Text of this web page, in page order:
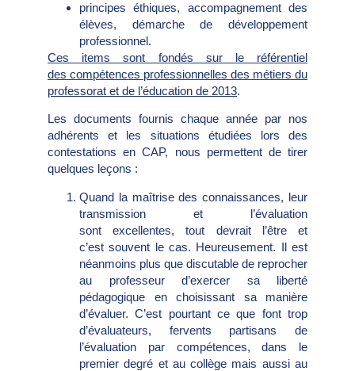
principes éthiques, accompagnement des
élèves, démarche de développement
professionnel.
Ces items sont fondés sur le référentiel
des compétences professionnelles des métiers du
professorat et de l’éducation de 2013.
Les documents fournis chaque année par nos
adhérents et les situations étudiées lors des
contestations en CAP, nous permettent de tirer
quelques leçons :
Quand la maîtrise des connaissances, leur
transmission et l’évaluation
sont excellentes, tout devrait l’être et
c’est souvent le cas. Heureusement. Il est
néanmoins plus que discutable de reprocher
au professeur d’exercer sa liberté
pédagogique en choisissant sa manière
d’évaluer. C’est pourtant ce que font trop
d’évaluateurs, fervents partisans de
l’évaluation par compétences, dans le
premier degré et au collège mais aussi au